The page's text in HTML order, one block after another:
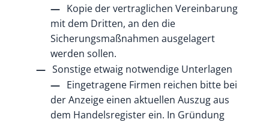
Kopie der vertraglichen Vereinbarung
mit dem Dritten, an den die
Sicherungsmaßnahmen ausgelagert
werden sollen.
Sonstige etwaig notwendige Unterlagen
Eingetragene Firmen reichen bitte bei
der Anzeige einen aktuellen Auszug aus
dem Handelsregister ein. In Gründung